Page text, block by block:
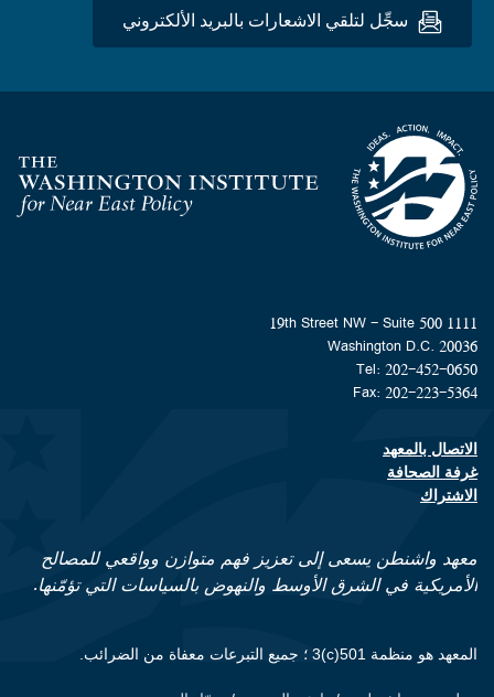
سجِّل لتلقي الاشعارات بالبريد الألكتروني
Homepage
1111 19th Street NW - Suite 500
Washington D.C. 20036
Tel: 202-452-0650
Fax: 202-223-5364
Footer contact links
الاتصال بالمعهد
غرفة الصحافة
الاشتراك
معهد واشنطن يسعى إلى تعزيز فهم متوازن وواقعي للمصالح
الأمريكية في الشرق الأوسط والنهوض بالسياسات التي تؤمّنها.
المعهد هو منظمة 501(c)3 ؛ جميع التبرعات معفاة من الضرائب.